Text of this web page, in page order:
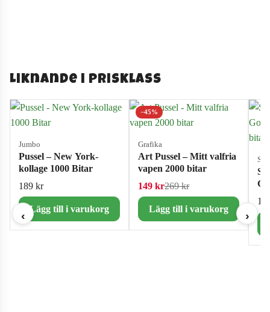
Liknande i prisklass
‹
Jumbo
Pussel – New York-
kollage 1000 Bitar
189 kr
Lägg till i varukorg
−45%
Grafika
Art Pussel – Mitt valfria
vapen 2000 bitar
269krDet ursprungliga
149 kr Det nuvarande priset
Lägg till i varukorg
›